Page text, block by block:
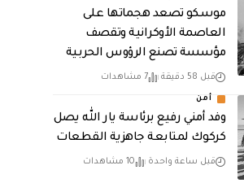
موسكو تصعد هجماتها على
العاصمة الأوكرانية وتقصف
مؤسسة تصنع الرؤوس الحربية
قبل 58 دقيقة 7 مشاهدات
أمن
وفد أمني رفيع برئاسة يار الله يصل
كركوك لمتابعة جاهزية القطعات
قبل ساعة واحدة 10 مشاهدات